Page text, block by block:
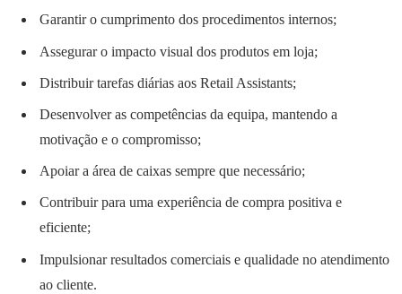
Garantir o cumprimento dos procedimentos internos;
Assegurar o impacto visual dos produtos em loja;
Distribuir tarefas diárias aos Retail Assistants;
Desenvolver as competências da equipa, mantendo a
motivação e o compromisso;
Apoiar a área de caixas sempre que necessário;
Contribuir para uma experiência de compra positiva e
eficiente;
Impulsionar resultados comerciais e qualidade no atendimento
ao cliente.